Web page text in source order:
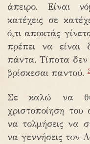
άπειρο. Είναι
κατέχεις σε
ό,τι αποκτάς
πρέπει να είναι
πάντα. Τίποτα δεν
βρίσκεσαι παντού.
Σε καλώ να
χριστοποίηση
να τολμήσεις να
να γεννήσεις